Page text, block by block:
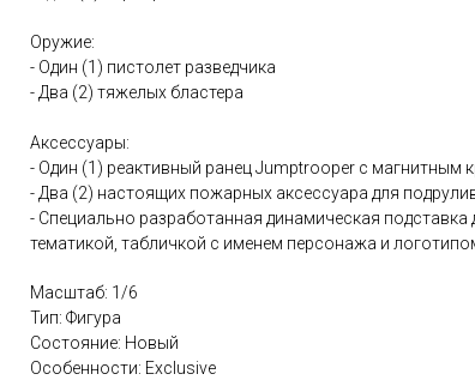
Оружие:
- Один (1) пистолет разведчика
- Два (2) тяжелых бластера
Аксессуары:
- Один (1) реактивный ранец Jumptrooper с магнитным
- Два (2) настоящих пожарных аксессуара для
- Специально разработанная динамическая подставка
тематикой, табличкой с именем персонажа и
Масштаб: 1/6
Тип: Фигура
Состояние: Новый
Особенности: Exclusive